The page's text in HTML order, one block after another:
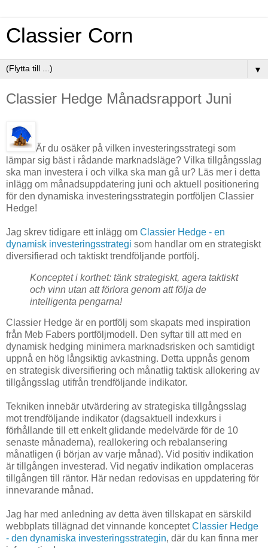
Classier Corn
▼
Classier Hedge Månadsrapport Juni
Är du osäker på vilken investeringsstrategi som
lämpar sig bäst i rådande marknadsläge? Vilka tillgångsslag
ska man investera i och vilka ska man gå ur? Läs mer i detta
inlägg om månadsuppdatering juni och aktuell positionering
för den dynamiska investeringsstrategin portföljen Classier
Hedge!
Jag skrev tidigare ett inlägg om Classier Hedge - en
dynamisk investeringsstrategi som handlar om en strategiskt
diversifierad och taktiskt trendföljande portfölj.
Konceptet i korthet: tänk strategiskt, agera taktiskt
och vinn utan att förlora genom att följa de
intelligenta pengarna!
Classier Hedge är en portfölj som skapats med inspiration
från Meb Fabers portföljmodell. Den syftar till att med en
dynamisk hedging minimera marknadsrisken och samtidigt
uppnå en hög långsiktig avkastning. Detta uppnås genom
en strategisk diversifiering och månatlig taktisk allokering av
tillgångsslag utifrån trendföljande indikator.
Tekniken innebär utvärdering av strategiska tillgångsslag
mot trendföljande indikator (dagsaktuell indexkurs i
förhållande till ett enkelt glidande medelvärde för de 10
senaste månaderna), reallokering och rebalansering
månatligen (i början av varje månad). Vid positiv indikation
är tillgången investerad. Vid negativ indikation omplaceras
tillgången till räntor. Här nedan redovisas en uppdatering för
innevarande månad.
Jag har med anledning av detta även tillskapat en särskild
webbplats tillägnad det vinnande konceptetClassier Hedge
- den dynamiska investeringsstrategin, där du kan finna mer